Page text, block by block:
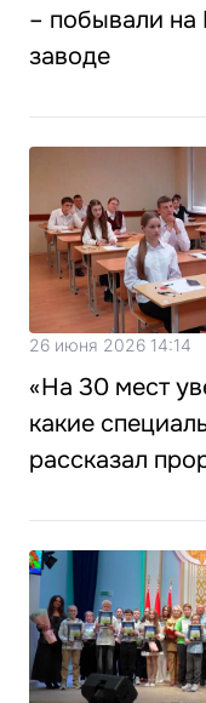
– побывали
заводе
26 июня 2026 14:14
«На 30 мест
какие
рассказал